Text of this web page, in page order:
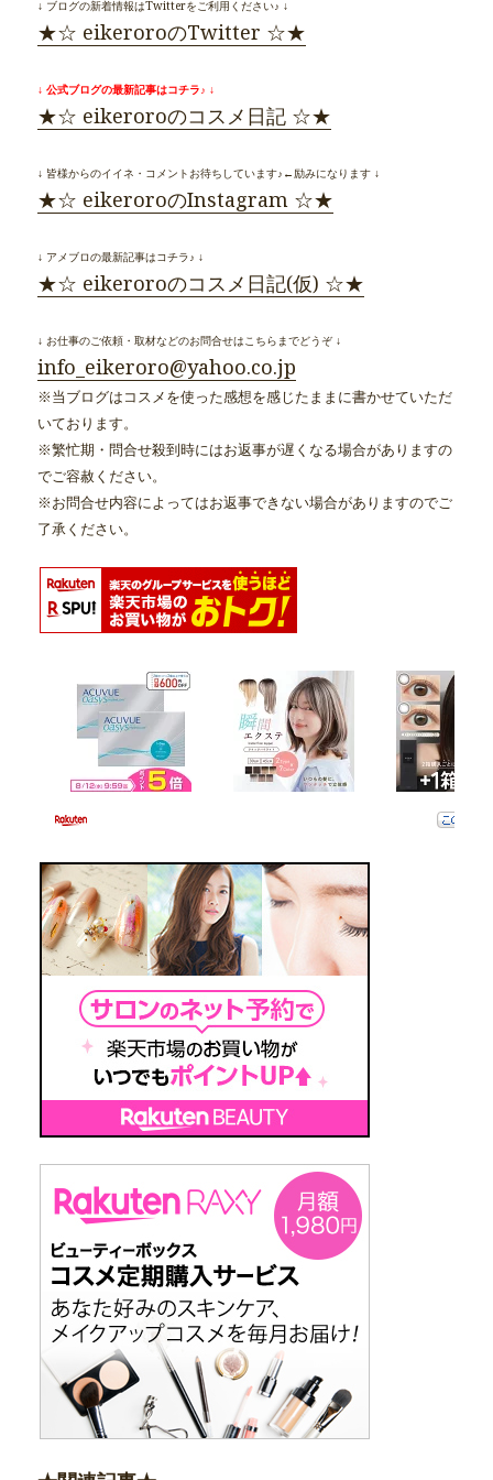
↓ ブログの新着情報はTwitterをご利用ください♪ ↓
★☆ eikeroroのTwitter ☆★
↓ 公式ブログの最新記事はコチラ♪ ↓
★☆ eikeroroのコスメ日記 ☆★
↓ 皆様からのイイネ・コメントお待ちしています♪←励みになります ↓
★☆ eikeroroのInstagram ☆★
↓ アメブロの最新記事はコチラ♪ ↓
★☆ eikeroroのコスメ日記(仮) ☆★
↓ お仕事のご依頼・取材などのお問合せはこちらまでどうぞ ↓
info_eikeroro@yahoo.co.jp
※当ブログはコスメを使った感想を感じたままに書かせていただ
いております。
※繁忙期・問合せ殺到時にはお返事が遅くなる場合がありますの
でご容赦ください。
※お問合せ内容によってはお返事できない場合がありますのでご
了承ください。